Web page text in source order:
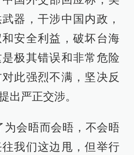
器，干涉中国内政，
安全利益，破坏台海
极其错误和非常危险
此强烈不满，坚决反
出严正交涉。
为会晤而会晤，不会晤
我们这边甩，但举行